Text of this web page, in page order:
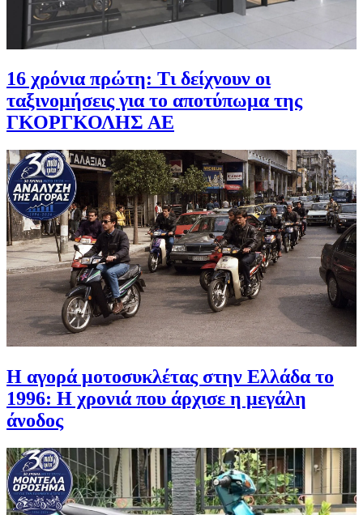
16 χρόνια πρώτη: Τι δείχνουν οι
ταξινομήσεις για το αποτύπωμα της
ΓΚΟΡΓΚΟΛΗΣ ΑΕ
Η αγορά μοτοσυκλέτας στην Ελλάδα το
1996: Η χρονιά που άρχισε η μεγάλη
άνοδος